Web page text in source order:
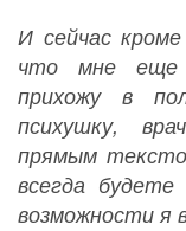
И сейчас
что мне еще
прихожу в
психушку,
прямым
всегда
возможности я